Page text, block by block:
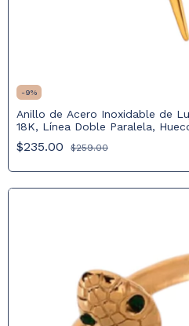
-9%
Anillo de Acero Inoxidable de
18K, Línea Doble Paralela,
$235.00 $259.00